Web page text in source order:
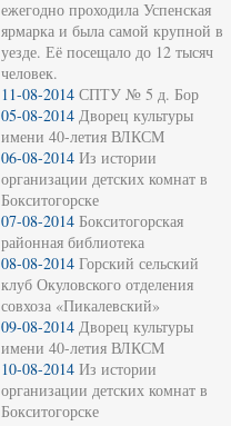
ежегодно проходила Успенская
ярмарка и была самой крупной в
уезде. Её посещало до 12 тысяч
человек.
11-08-2014 СПТУ № 5 д. Бор
05-08-2014 Дворец культуры
имени 40-летия ВЛКСМ
06-08-2014 Из истории
организации детских комнат в
Бокситогорске
07-08-2014 Бокситогорская
районная библиотека
08-08-2014 Горский сельский
клуб Окуловского отделения
совхоза «Пикалевский»
09-08-2014 Дворец культуры
имени 40-летия ВЛКСМ
10-08-2014 Из истории
организации детских комнат в
Бокситогорске